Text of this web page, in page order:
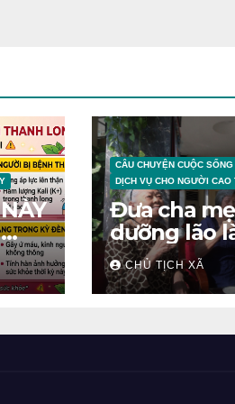
CÂU CHUYỆN CUỘC SỐNG
DỊCH VỤ CHO NGƯỜI CAO
Đưa cha
dưỡng lão
chiến tâm lý
CHỦ TỊCH XÃ